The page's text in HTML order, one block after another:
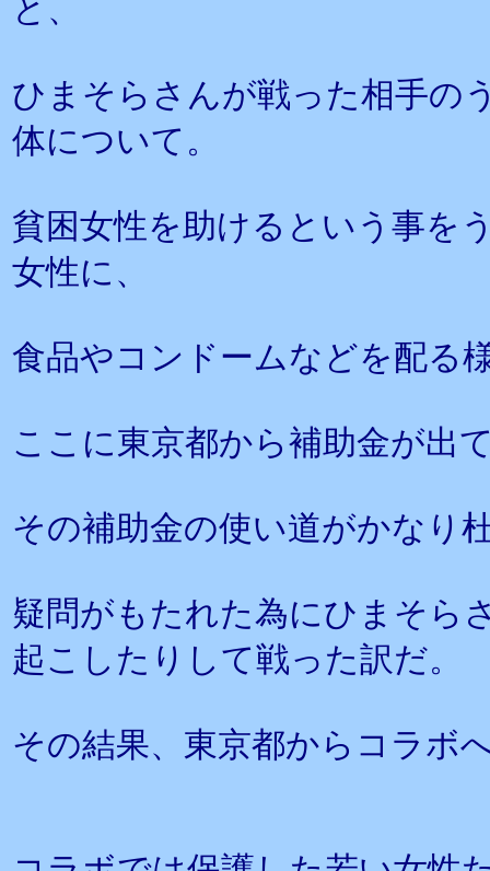
と、
ひまそらさんが戦った相手の
体について。
貧困女性を助けるという事を
女性に、
食品やコンドームなどを配る
ここに東京都から補助金が出
その補助金の使い道がかなり
疑問がもたれた為にひまそら
起こしたりして戦った訳だ。
その結果、東京都からコラボ